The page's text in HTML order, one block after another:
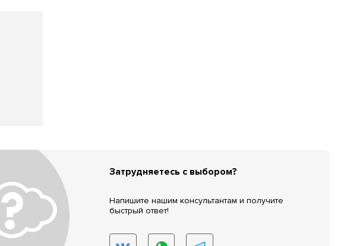
Затрудняетесь с выбором?
Напишите нашим консультантам и получите
быстрый ответ!